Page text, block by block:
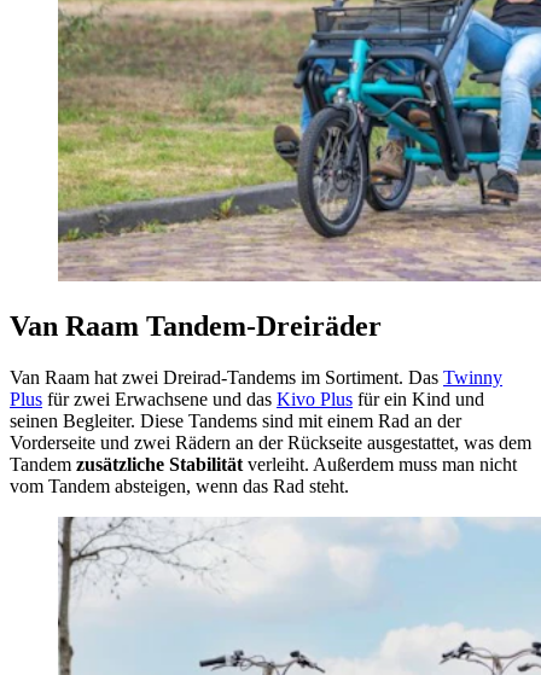
Van Raam Tandem-Dreiräder
Van Raam hat zwei Dreirad-Tandems im Sortiment. Das Twinny
Plus für zwei Erwachsene und das Kivo Plus für ein Kind und
seinen Begleiter. Diese Tandems sind mit einem Rad an der
Vorderseite und zwei Rädern an der Rückseite ausgestattet, was dem
Tandem zusätzliche Stabilität verleiht. Außerdem muss man nicht
vom Tandem absteigen, wenn das Rad steht.